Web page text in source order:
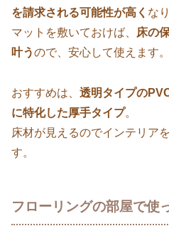
を請求される可能性が高く な
マットを敷いておけば、 床の
叶うので、安心して使えます。
おすすめは、 透明タイプの
に特化した厚手タイプ。
床材が見えるのでインテリア
す。
フローリングの部屋で使